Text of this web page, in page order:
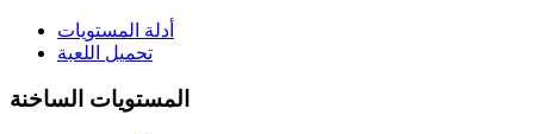
أدلة المستويات
تحميل اللعبة
المستويات الساخنة